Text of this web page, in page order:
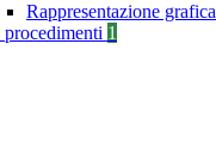
Rappresentazione grafica
1